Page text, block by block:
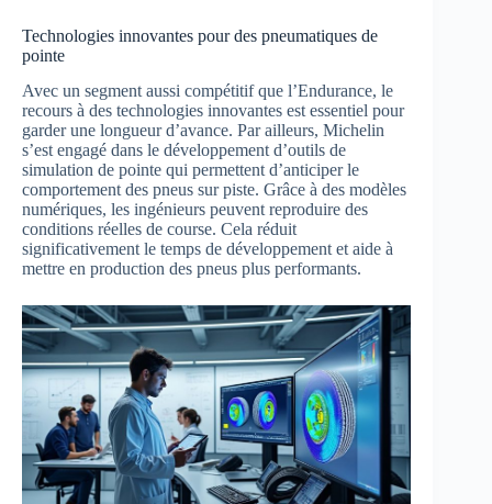
Technologies innovantes pour des pneumatiques de
pointe
Avec un segment aussi compétitif que l’Endurance, le
recours à des technologies innovantes est essentiel pour
garder une longueur d’avance. Par ailleurs, Michelin
s’est engagé dans le développement d’outils de
simulation de pointe qui permettent d’anticiper le
comportement des pneus sur piste. Grâce à des modèles
numériques, les ingénieurs peuvent reproduire des
conditions réelles de course. Cela réduit
significativement le temps de développement et aide à
mettre en production des pneus plus performants.